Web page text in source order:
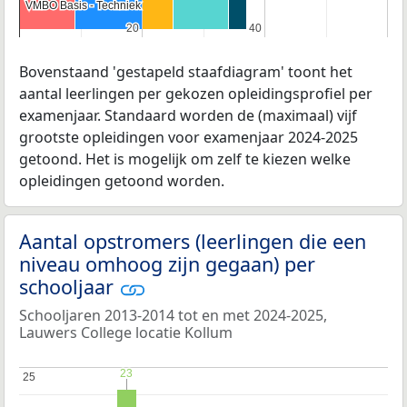
20
20 40
40
VMBO Basis - Techniek
VMBO Basis - Techniek
Bovenstaand 'gestapeld staafdiagram' toont het
aantal leerlingen per gekozen opleidingsprofiel per
examenjaar. Standaard worden de (maximaal) vijf
grootste opleidingen voor examenjaar 2024-2025
getoond. Het is mogelijk om zelf te kiezen welke
opleidingen getoond worden.
Aantal opstromers (leerlingen die een
niveau omhoog zijn gegaan) per
schooljaar
Schooljaren 2013-2014 tot en met 2024-2025,
Lauwers College locatie Kollum
25
25 23
23